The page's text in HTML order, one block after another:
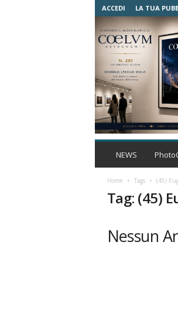
ACCEDI LA TUA
NEWS
Home Tags (45)
Tag: (45)
Nessun